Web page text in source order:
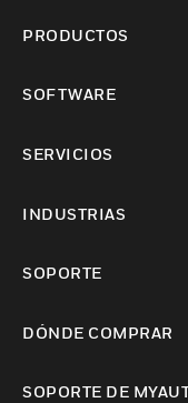
PRODUCTOS
SOFTWARE
SERVICIOS
INDUSTRIAS
SOPORTE
DÓNDE COMPRAR
SOPORTE DE